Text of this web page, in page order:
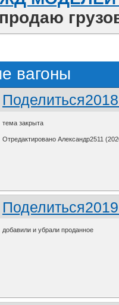
продаю
вагоны
Поделиться
тема закрыта
Отредактировано Александр2511
Поделиться
добавили и убрали проданное